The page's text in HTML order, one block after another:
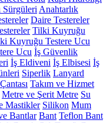
Sürgüleri Anahtarlık
Daire Testereler
Tilki Kuyruğu
Kuyruğu Testere Ucu
Ucu İş Güvenlik
İş Eldiveni İş Elbisesi İş
Siperlik Lanyard
Takım ve Hizmet
Metre ve Şerit Metre Su
Mastikler Silikon Mum
ve Bantlar Bant Teflon Bant